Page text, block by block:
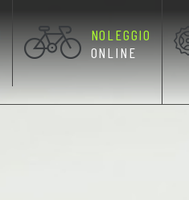
NOLEGGIO
ONLINE